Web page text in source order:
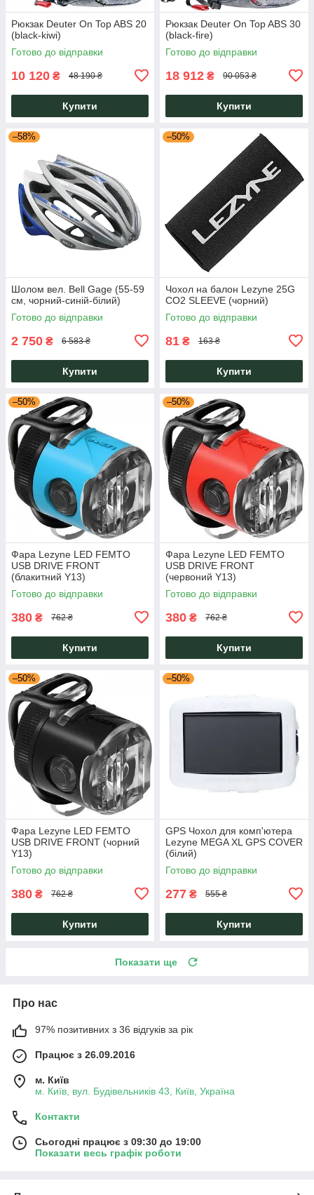
Рюкзак Deuter On Top ABS 20
(black-kiwi)
Готово до відправки
10 120 ₴ 48 190 ₴
Купити
Рюкзак Deuter On Top ABS 30
(black-fire)
Готово до відправки
18 912 ₴ 90 053 ₴
Купити
–58%
Шолом вел. Bell Gage (55-59
см, чорний-синій-білий)
Готово до відправки
2 750 ₴ 6 583 ₴
Купити
–50%
Чохол на балон Lezyne 25G
CO2 SLEEVE (чорний)
Готово до відправки
81 ₴ 163 ₴
Купити
–50%
Фара Lezyne LED FEMTO
USB DRIVE FRONT
(блакитний Y13)
Готово до відправки
380 ₴ 762 ₴
Купити
–50%
Фара Lezyne LED FEMTO
USB DRIVE FRONT
(червоний Y13)
Готово до відправки
380 ₴ 762 ₴
Купити
–50%
Фара Lezyne LED FEMTO
USB DRIVE FRONT (чорний
Y13)
Готово до відправки
380 ₴ 762 ₴
Купити
–50%
GPS Чохол для комп'ютера
Lezyne MEGA XL GPS COVER
(білий)
Готово до відправки
277 ₴ 555 ₴
Купити
Показати ще
Про нас
97% позитивних з 36 відгуків за рік
Працює з 26.09.2016
м. Київ
м. Київ, вул. Будівельників 43, Київ, Україна
Контакти
Сьогодні працює з 09:30 до 19:00
Показати весь графік роботи